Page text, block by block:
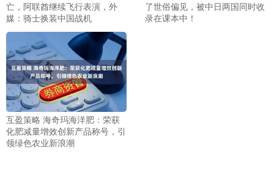
亡，阿联酋继续飞行表演，外
媒：骑士换装中国战机
了世俗偏见，被中日两国同时收
录在课本中！
互盈策略 海奇玛海洋肥：荣获
化肥减量增效创新产品称号，引
领绿色农业新浪潮